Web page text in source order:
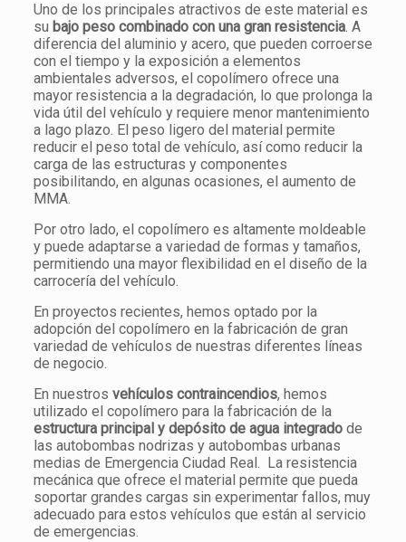
Uno de los principales atractivos de este material es
su bajo peso combinado con una gran resistencia. A
diferencia del aluminio y acero, que pueden corroerse
con el tiempo y la exposición a elementos
ambientales adversos, el copolímero ofrece una
mayor resistencia a la degradación, lo que prolonga la
vida útil del vehículo y requiere menor mantenimiento
a lago plazo. El peso ligero del material permite
reducir el peso total de vehículo, así como reducir la
carga de las estructuras y componentes
posibilitando, en algunas ocasiones, el aumento de
MMA.
Por otro lado, el copolímero es altamente moldeable
y puede adaptarse a variedad de formas y tamaños,
permitiendo una mayor flexibilidad en el diseño de la
carrocería del vehículo.
En proyectos recientes, hemos optado por la
adopción del copolímero en la fabricación de gran
variedad de vehículos de nuestras diferentes líneas
de negocio.
En nuestros vehículos contraincendios, hemos
utilizado el copolímero para la fabricación de la
estructura principal y depósito de agua integradode
las autobombas nodrizas y autobombas urbanas
medias de Emergencia Ciudad Real. La resistencia
mecánica que ofrece el material permite que pueda
soportar grandes cargas sin experimentar fallos, muy
adecuado para estos vehículos que están al servicio
de emergencias.